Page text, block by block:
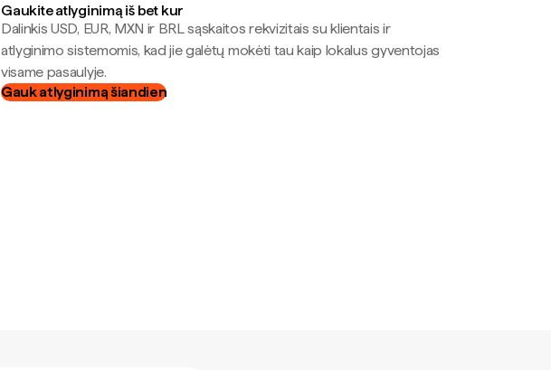
Gaukite atlyginimą iš bet kur
Dalinkis USD, EUR, MXN ir BRL sąskaitos rekvizitais su klientais ir
atlyginimo sistemomis, kad jie galėtų mokėti tau kaip lokalus gyventojas
visame pasaulyje.
Gauk atlyginimą šiandien